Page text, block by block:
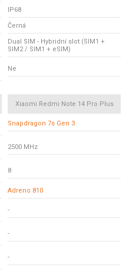
IP68
Černá
Dual SIM - Hybridní slot (SIM1 +
SIM2 / SIM1 + eSIM)
Ne
Xiaomi Redmi Note 14 Pro Plus
Snapdragon 7s Gen 3
2500 MHz
8
Adreno 810
-
-
-